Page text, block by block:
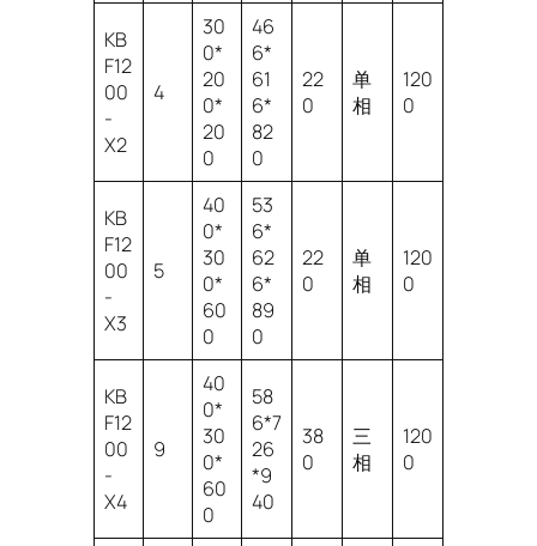
KB
F12
00
-
X2
4
30
0*
20
0*
20
0
46
6*
61
6*
82
0
22
0
单
相
120
0
KB
F12
00
-
X3
5
40
0*
30
0*
60
0
53
6*
62
6*
89
0
22
0
单
相
120
0
KB
F12
00
-
X4
9
40
0*
30
0*
60
0
58
6*7
26
*9
40
38
0
三
相
120
0